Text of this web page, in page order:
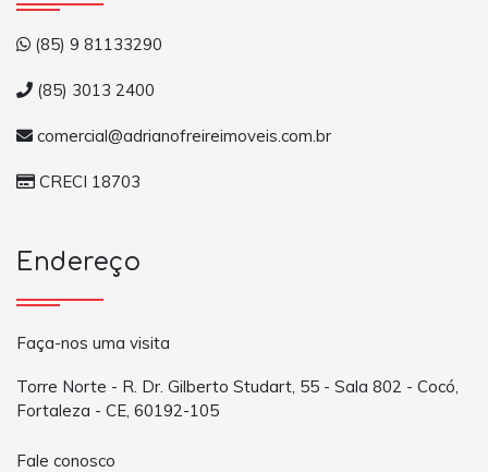
(85) 9 81133290
(85) 3013 2400
comercial@adrianofreireimoveis.com.br
CRECI 18703
Endereço
Faça-nos uma visita
Torre Norte - R. Dr. Gilberto Studart, 55 - Sala 802 - Cocó,
Fortaleza - CE, 60192-105
Fale conosco